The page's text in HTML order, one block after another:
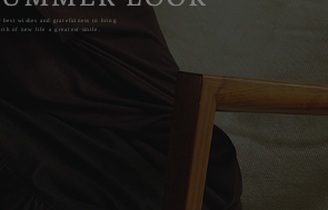
wishes and gratefulness to bring
of new life a greatest smile.